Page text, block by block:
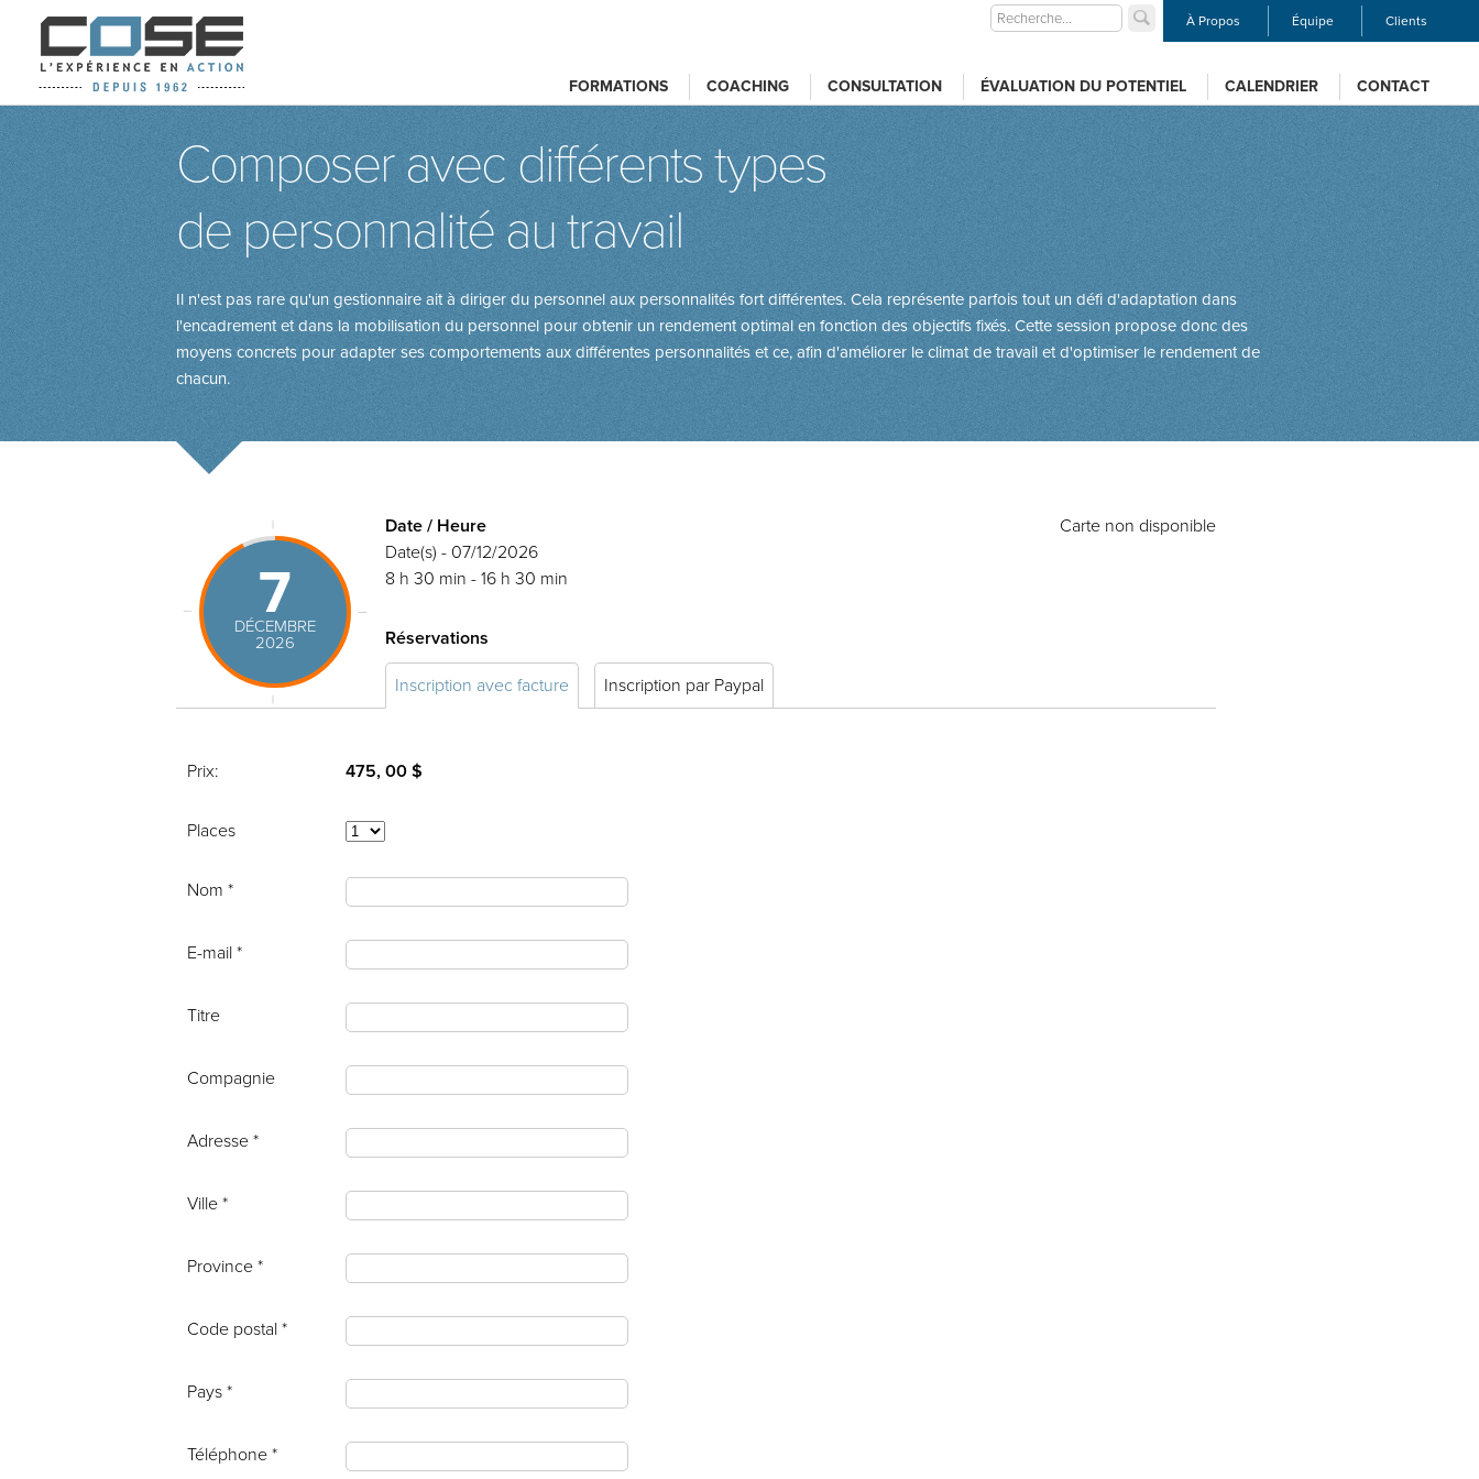
À Propos Équipe Clients
FORMATIONS COACHING CONSULTATION ÉVALUATION DU POTENTIEL CALENDRIER CONTACT
Composer avec différents types
de personnalité au travail
Il n'est pas rare qu'un gestionnaire ait à diriger du personnel aux personnalités fort différentes. Cela représente parfois tout un défi d'adaptation dans
l'encadrement et dans la mobilisation du personnel pour obtenir un rendement optimal en fonction des objectifs fixés. Cette session propose donc des
moyens concrets pour adapter ses comportements aux différentes personnalités et ce, afin d'améliorer le climat de travail et d'optimiser le rendement de
chacun.
7
DÉCEMBRE
2026
Carte non disponible
Date / Heure
Date(s) - 07/12/2026
8 h 30 min - 16 h 30 min
Réservations
Inscription avec facture Inscription par Paypal
Prix: 475, 00 $
Places
Nom *
E-mail *
Titre
Compagnie
Adresse *
Ville *
Province *
Code postal *
Pays *
Téléphone *